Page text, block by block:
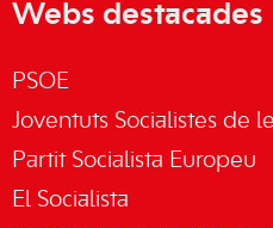
Webs destacades
PSOE
Joventuts Socialistes de
Partit Socialista Europeu
El Socialista